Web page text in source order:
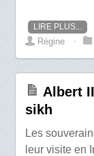
LIRE PLUS...
Régine ⋅
Albert
sikh
Les
leur visite en